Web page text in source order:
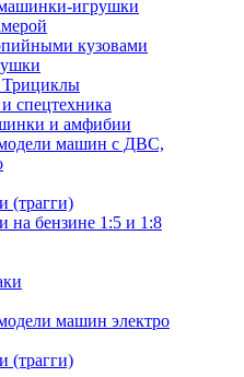
игрушки
кузовами
спецтехника
и амфибии
машин с ДВС,
(трагги)
на бензине 1:5 и 1:8
машин электро
(трагги)